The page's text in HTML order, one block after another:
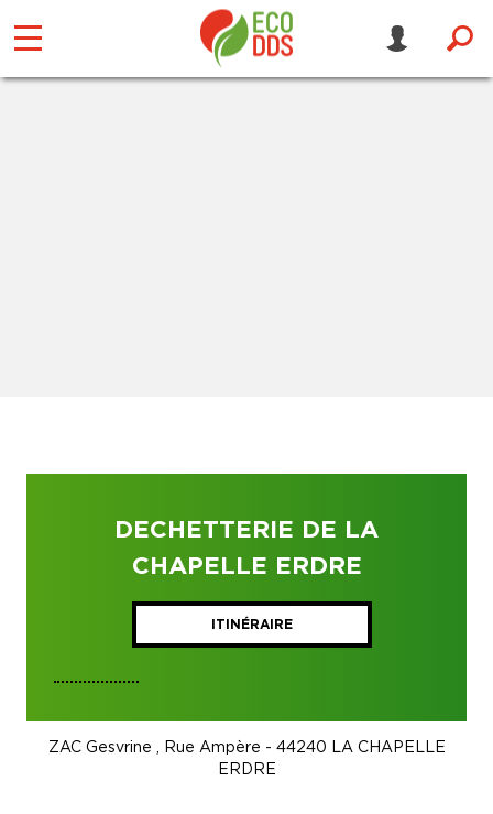
DECHETTERIE DE LA
CHAPELLE ERDRE
ITINÉRAIRE
ZAC Gesvrine , Rue Ampère - 44240 LA CHAPELLE
ERDRE